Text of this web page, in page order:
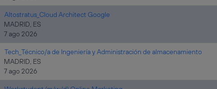
Altostratus_Cloud Architect Google
MADRID, ES
7 ago 2026
Tech_Técnico/a de Ingeniería y Administración de almacenamiento
MADRID, ES
7 ago 2026